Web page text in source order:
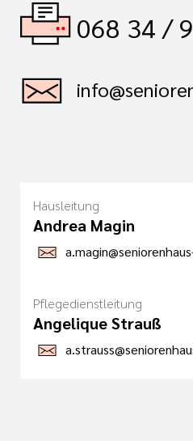
068 34 /
Hausleitung
Andrea Magin
Pflegedienstleitung
Angelique Strauß